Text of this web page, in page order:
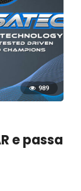
989
e passa